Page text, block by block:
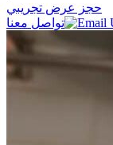
حجز عرض تجريبي
تواصل معنا